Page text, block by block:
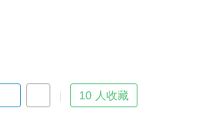
10 人收藏